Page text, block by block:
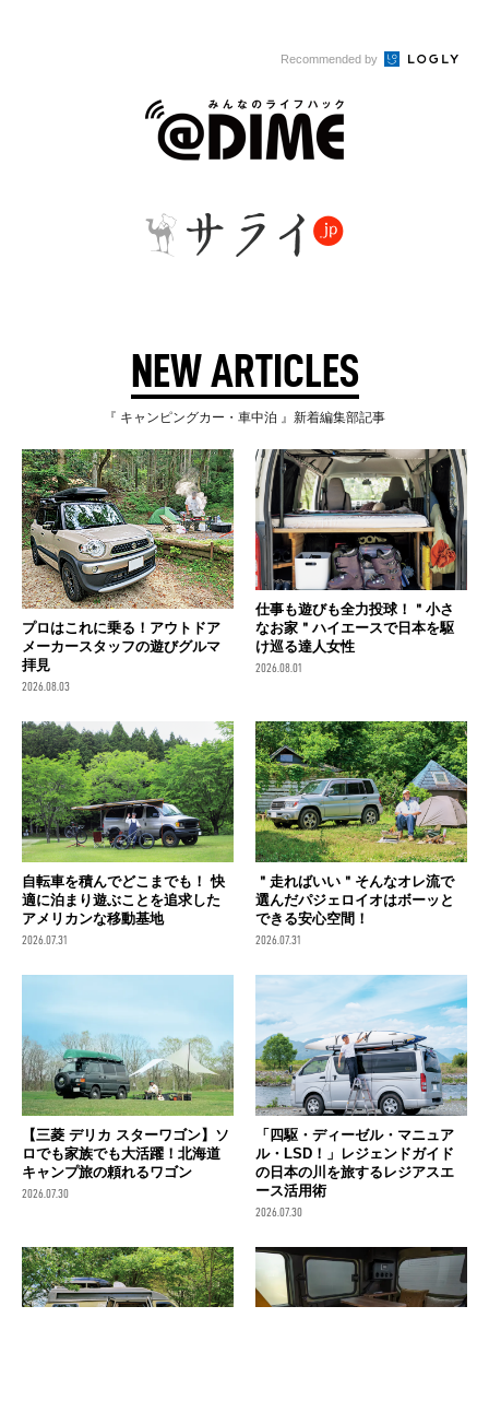
Recommended by
NEW ARTICLES
『 キャンピングカー・車中泊 』新着編集部記事
プロはこれに乗る！アウトドア
メーカースタッフの遊びグルマ
拝見
2026.08.03
仕事も遊びも全力投球！＂小さ
なお家＂ハイエースで日本を駆
け巡る達人女性
2026.08.01
自転車を積んでどこまでも！ 快
適に泊まり遊ぶことを追求した
アメリカンな移動基地
2026.07.31
＂走ればいい＂そんなオレ流で
選んだパジェロイオはボーッと
できる安心空間！
2026.07.31
【三菱 デリカ スターワゴン】ソ
ロでも家族でも大活躍！北海道
キャンプ旅の頼れるワゴン
2026.07.30
「四駆・ディーゼル・マニュア
ル・LSD！」レジェンドガイド
の日本の川を旅するレジアスエ
ース活用術
2026.07.30